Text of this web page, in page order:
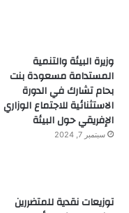
وزيرة البيئة والتنمية
المستدامة مسعودة بنت
بحام تشارك في الدورة
الاستثنائية للاجتماع الوزاري
الإفريقي حول البيئة
سبتمبر 7, 2024
توزيعات نقدية للمتضررين